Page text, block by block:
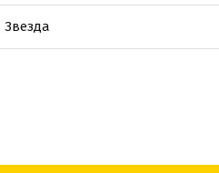
Звезда